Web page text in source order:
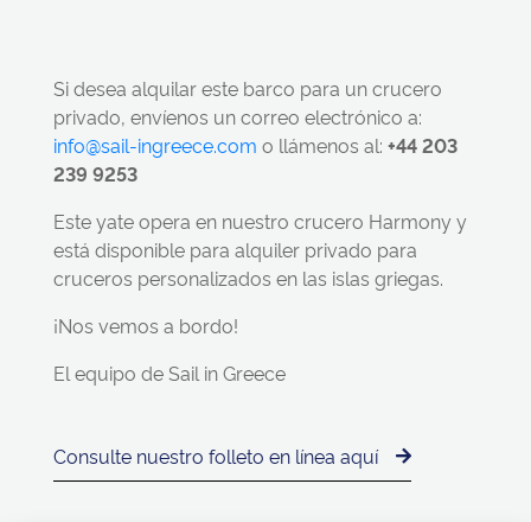
Si desea alquilar este barco para un crucero
privado, envíenos un correo electrónico a:
info@sail-ingreece.com o llámenos al: +44 203
239 9253
Este yate opera en nuestro crucero Harmony y
está disponible para alquiler privado para
cruceros personalizados en las islas griegas.
¡Nos vemos a bordo!
El equipo de Sail in Greece
Consulte nuestro folleto en línea aquí